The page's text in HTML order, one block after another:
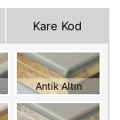
Kare Kod
Antik Altın